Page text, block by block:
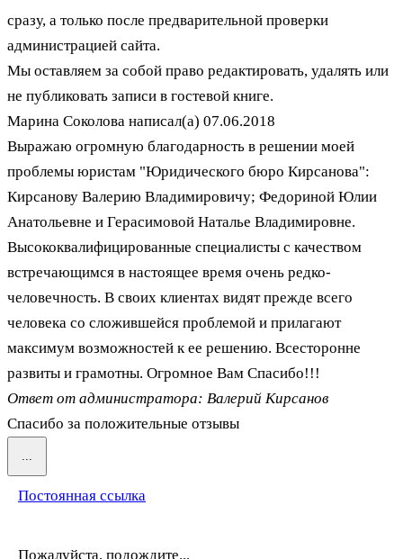
сразу, а только после предварительной проверки
администрацией сайта.
Мы оставляем за собой право редактировать, удалять или
не публиковать записи в гостевой книге.
Марина Соколова написал(а) 07.06.2018
Выражаю огромную благодарность в решении моей
проблемы юристам "Юридического бюро Кирсанова":
Кирсанову Валерию Владимировичу; Федориной Юлии
Анатольевне и Герасимовой Наталье Владимировне.
Высококвалифицированные специалисты с качеством
встречающимся в настоящее время очень редко-
человечность. В своих клиентах видят прежде всего
человека со сложившейся проблемой и прилагают
максимум возможностей к ее решению. Всесторонне
развиты и грамотны. Огромное Вам Спасибо!!!
Ответ от администратора: Валерий Кирсанов
Спасибо за положительные отзывы
...
в
Постоянная ссылка
Пожалуйста, подождите...